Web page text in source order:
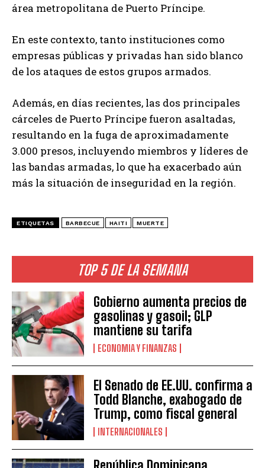
TOP 5 DE LA SEMANA
Gobierno aumenta precios de
gasolinas y gasoil; GLP
mantiene su tarifa
ECONOMIA Y FINANZAS
El Senado de EE.UU. confirma a
Todd Blanche, exabogado de
Trump, como fiscal general
INTERNACIONALES
área metropolitana de Puerto Príncipe.
En este contexto, tanto instituciones como
empresas públicas y privadas han sido blanco
de los ataques de estos grupos armados.
Además, en días recientes, las dos principales
cárceles de Puerto Príncipe fueron asaltadas,
resultando en la fuga de aproximadamente
3.000 presos, incluyendo miembros y líderes de
las bandas armadas, lo que ha exacerbado aún
más la situación de inseguridad en la región.
ETIQUETAS BARBECUE HAITI MUERTE